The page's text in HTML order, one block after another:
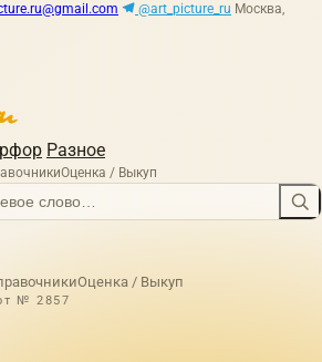
@art_picture_ru Москва,
Разное
Оценка / Выкуп
Оценка / Выкуп
№ 2857